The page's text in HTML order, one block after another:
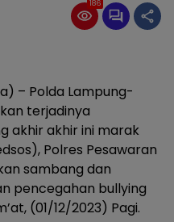
186
– Polda Lampung-
terjadinya
akhir akhir ini marak
Polres Pesawaran
sambang dan
pencegahan bullying
(01/12/2023) Pagi.